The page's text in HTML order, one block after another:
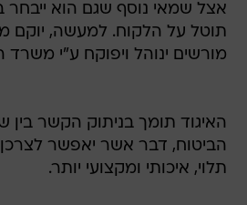
אצל שמאי נוסף שגם הוא ייבחר
תוטל על הלקוח. למעשה, יוקם
מורשים ינוהל ויפוקח ע"י
האיגוד תומך בניתוק הקשר
הביטוח, דבר אשר יאפשר
תלוי, איכותי ומקצועי יותר.